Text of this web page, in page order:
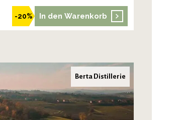
-20% In den Warenkorb
Berta Distillerie